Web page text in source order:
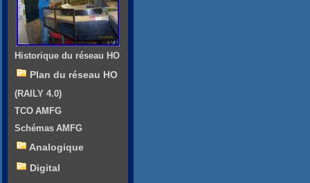
Historique du réseau HO
Plan du réseau HO
(RAILY 4.0)
TCO AMFG
Schémas AMFG
Analogique
Digital